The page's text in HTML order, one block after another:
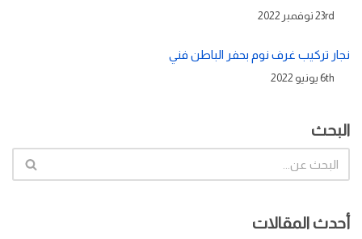
23rd نوفمبر 2022
نجار تركيب غرف نوم بحفر الباطن فني
6th يونيو 2022
البحث
أحدث المقالات